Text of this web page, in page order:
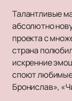
Талантливые
абсолютно
проекта с
страна
искренние
споют
Бронислав»,